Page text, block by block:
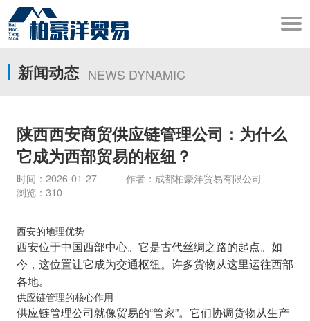
新闻动态 NEWS DYNAMIC
陕西西安商贸供应链管理公司：为什么
它成为西部贸易的枢纽？
时间：2026-01-27 作者：成都柏豪洋贸易有限公司
浏览：310
西安的地理优势
西安位于中国西部中心。它是古代丝绸之路的起点。如
今，这位置让它成为交通枢纽。许多货物从这里运往西部
各地。
供应链管理的核心作用
供应链管理公司就像贸易的“管家”。它们协调货物从生产